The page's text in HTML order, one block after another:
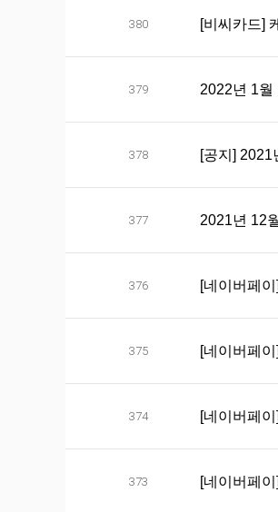
380 [비씨카드]
379 2022년 1월
378 [공지] 2021
377 2021년 12
376 [네이버페
375 [네이버페
374 [네이버페
373 [네이버페